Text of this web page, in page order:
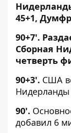
45+1,
90+7'.
Сборная
четверть
90+3'. США
Нидерланды
90'.
добавил 6